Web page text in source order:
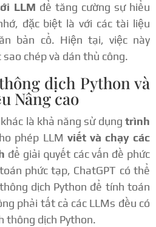
LLM để tăng cường sự hiểu
đặc biệt là với các tài liệu
bản cổ. Hiện tại, việc này
chép và dán thủ công.
dịch Python và
Nâng cao
là khả năng sử dụng trình
phép LLM viết và chạy các
để giải quyết các vấn đề phức
phức tạp, ChatGPT có thể
dịch Python để tính toán
phải tất cả các LLMs đều có
thông dịch Python.